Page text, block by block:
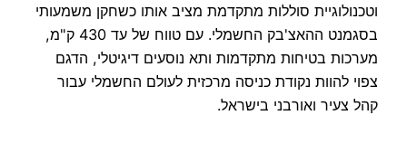
וטכנולוגיית סוללות מתקדמת מציב אותו כשחקן משמעותי
בסגמנט ההאצ'בק החשמלי. עם טווח של עד 430 ק"מ,
מערכות בטיחות מתקדמות ותא נוסעים דיגיטלי, הדגם
צפוי להוות נקודת כניסה מרכזית לעולם החשמלי עבור
קהל צעיר ואורבני בישראל.